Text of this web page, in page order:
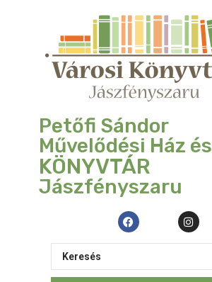
Petőfi Sándor
Művelődési Ház és
KÖNYVTÁR
Jászfényszaru